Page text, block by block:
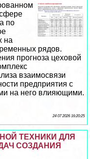
по
на
рядов.
прогноза цеховой
взаимосвязи
предприятия с
на него влияющими.
24 07 2026 16:20:25
ТЕХНИКИ ДЛЯ
СОЗДАНИЯ